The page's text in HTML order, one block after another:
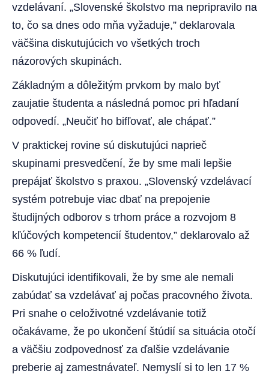
vzdelávaní. „Slovenské školstvo ma nepripravilo na
to, čo sa dnes odo mňa vyžaduje,” deklarovala
väčšina diskutujúcich vo všetkých troch
názorových skupinách.
Základným a dôležitým prvkom by malo byť
zaujatie študenta a následná pomoc pri hľadaní
odpovedí. „Neučiť ho bifľovať, ale chápať.”
V praktickej rovine sú diskutujúci naprieč
skupinami presvedčení, že by sme mali lepšie
prepájať školstvo s praxou. „Slovenský vzdelávací
systém potrebuje viac dbať na prepojenie
študijných odborov s trhom práce a rozvojom 8
kľúčových kompetencií študentov,” deklarovalo až
66 % ľudí.
Diskutujúci identifikovali, že by sme ale nemali
zabúdať sa vzdelávať aj počas pracovného života.
Pri snahe o celoživotné vzdelávanie totiž
očakávame, že po ukončení štúdií sa situácia otočí
a väčšiu zodpovednosť za ďalšie vzdelávanie
preberie aj zamestnávateľ. Nemyslí si to len 17 %